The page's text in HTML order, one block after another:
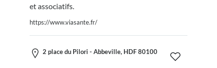
et associatifs.
https://www.viasante.fr/
2 place du Pilori - Abbeville, HDF 80100